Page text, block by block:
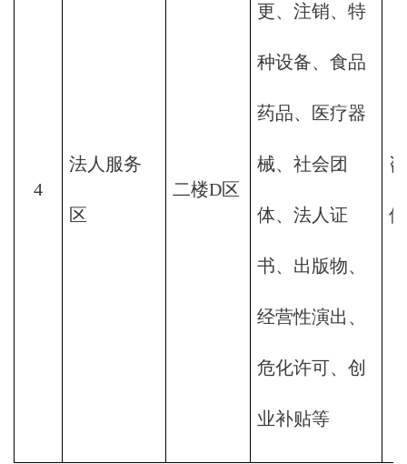
4
法人服务
区
二楼D区
更、注销、特
种设备、食品
药品、医疗器
械、社会团
体、法人证
书、出版物、
经营性演出、
危化许可、创
业补贴等